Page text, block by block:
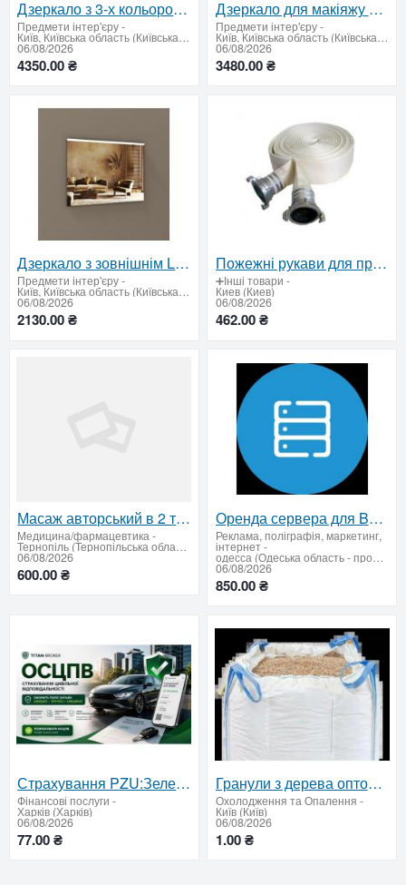
Дзеркало з 3-х кольоровим LED та вимикачем 600 х 900 мм.
Предмети інтер'єру-
Київ, Київська область (Київська область - продати купити)
06/08/2026
4350.00 ₴
Дзеркало для макіяжу з сенсорним вимикачем 600 х 800 мм.
Предмети інтер'єру-
Київ, Київська область (Київська область - продати купити)
06/08/2026
3480.00 ₴
Дзеркало з зовнішнім LED підсвічуванням 600 х 800 мм
Предмети інтер'єру-
Київ, Київська область (Київська область - продати купити)
06/08/2026
2130.00 ₴
Пожежні рукави для професійного викоpистання – сертифікована якість за вигідною ціною
➕Інші товари -
Киев (Киев)
06/08/2026
462.00 ₴
Масаж авторський в 2 та 4 руки релаксуючий
Медицина/фармацевтика-
Тернопіль (Тернопільська область)
06/08/2026
600.00 ₴
Оренда сервера для BAS / 1C
Реклама, поліграфія, маркетинг,
інтернет-
одесса (Одеська область - продати купити)
06/08/2026
850.00 ₴
Страхування PZU:Зелена карта, автоцивілка, медичне
Фінансові послуги -
Харків (Харків)
06/08/2026
77.00 ₴
Гранули з дерева оптом — доставка по Україні
Охолодження та Опалення -
Київ (Київ)
06/08/2026
1.00 ₴